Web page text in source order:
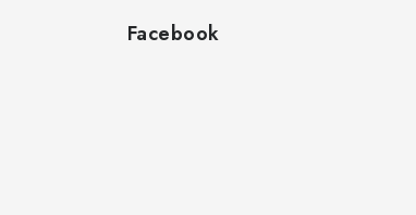
Facebook